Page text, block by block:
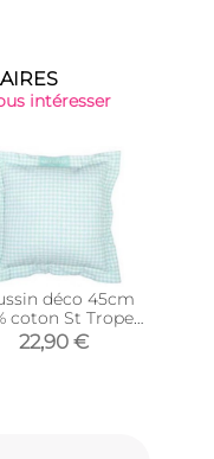
intéresser
déco 45cm
coton St Tropez
(Vert)
22,90 €